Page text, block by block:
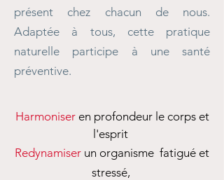
présent chez chacun de nous.
Adaptée à tous, cette pratique
naturelle participe à une santé
préventive.
Harmoniser en profondeur le corps et
l'esprit
Redynamiser un organisme fatigué et
stressé,